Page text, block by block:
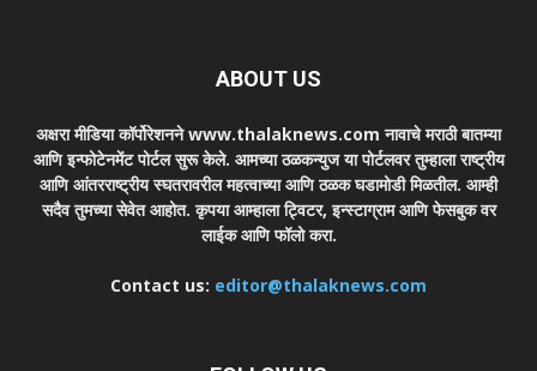
ABOUT US
अक्षरा मीडिया कॉर्पोरेशनने www.thalaknews.com नावाचे मराठी बातम्या
आणि इन्फोटेनमेंट पोर्टल सुरू केले. आमच्या ठळकन्युज या पोर्टलवर तुम्हाला राष्ट्रीय
आणि आंतरराष्ट्रीय स्घतरावरील महत्वाच्या आणि ठळक घडामोडी मिळतील. आम्ही
सदैव तुमच्या सेवेत आहोत. कृपया आम्हाला ट्विटर, इन्स्टाग्राम आणि फेसबुक वर
लाईक आणि फॉलो करा.
Contact us: editor@thalaknews.com